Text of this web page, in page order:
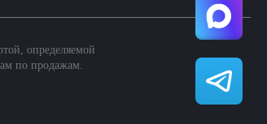
определяемой
по продажам.